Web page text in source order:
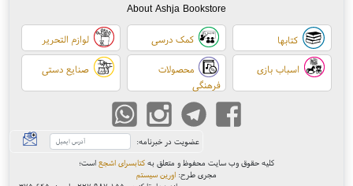
About Ashja Bookstore
کتابها کمک درسی لوازم التحریر
اسباب بازی
محصولات
فرهنگی
صنایع دستی
عضویت در خبرنامه:
کلیه حقوق وب سایت محفوظ و متعلق به کتابسرای اشجع است؛
مجری طرح: اورین سیستم